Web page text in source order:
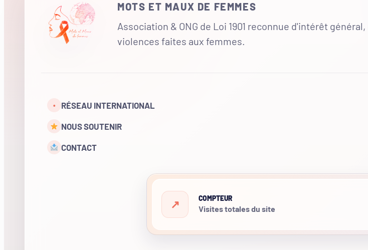
MOTS ET MAUX DE FEMMES
Association & ONG de Loi 1901 reconnue d'intérêt
violences faites aux femmes.
• RÉSEAU INTERNATIONAL
NOUS SOUTENIR
CONTACT
COMPTEUR
Visites totales du site